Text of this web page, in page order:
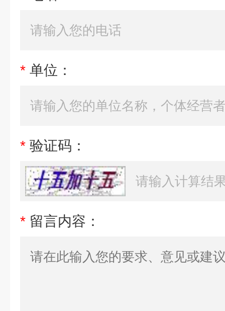
* 单位：
* 验证码：
* 留言内容：